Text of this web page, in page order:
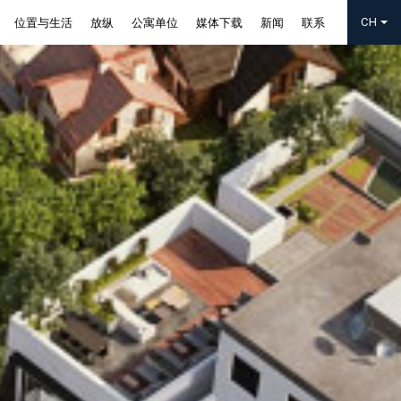
位置与生活 放纵 公寓单位 媒体下载 新闻 联系 CH